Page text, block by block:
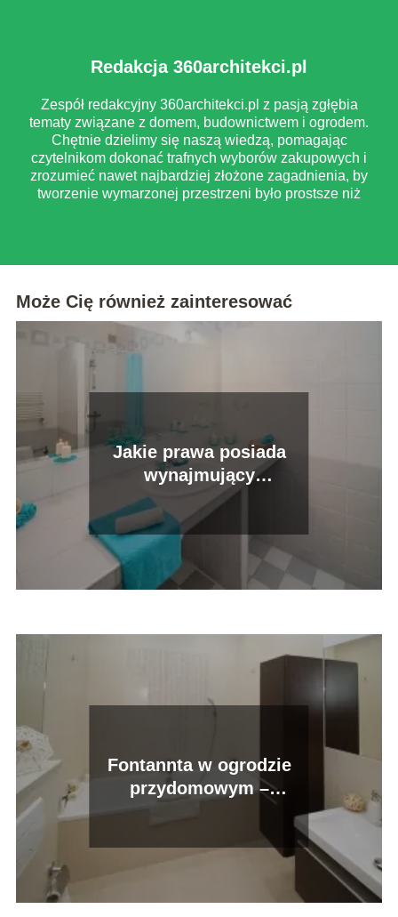
Redakcja 360architekci.pl
Zespół redakcyjny 360architekci.pl z pasją zgłębia
tematy związane z domem, budownictwem i ogrodem.
Chętnie dzielimy się naszą wiedzą, pomagając
czytelnikom dokonać trafnych wyborów zakupowych i
zrozumieć nawet najbardziej złożone zagadnienia, by
tworzenie wymarzonej przestrzeni było prostsze niż
Może Cię również zainteresować
Jakie prawa posiada
wynajmujący
mieszkanie?
Fontannta w ogrodzie
przydomowym –
marzenie wielu z nas!